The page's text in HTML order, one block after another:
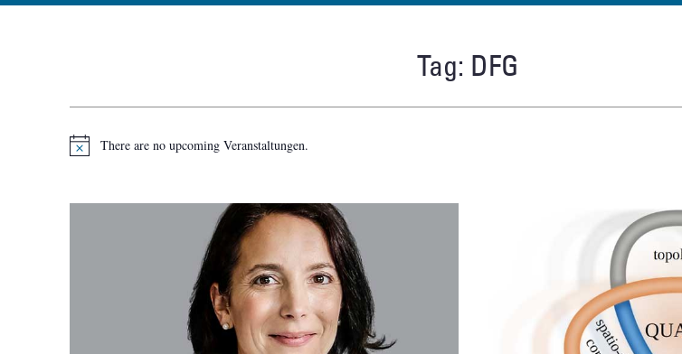
Tag: DFG
NoticeThere are no upcoming Veranstaltungen.